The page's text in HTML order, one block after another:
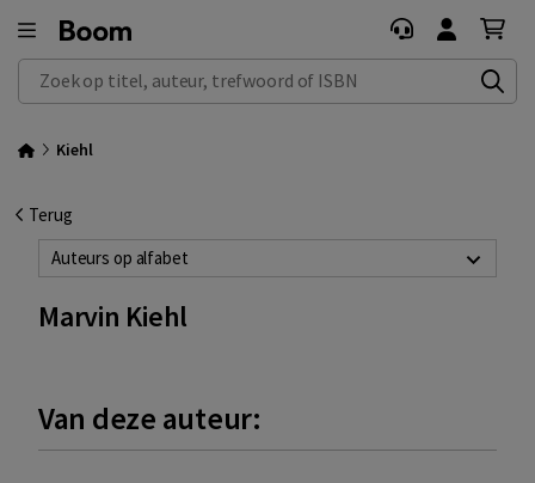
Zoek op titel, auteur, trefwoord of ISBN
Kiehl
Terug
Auteurs op alfabet
Marvin Kiehl
Van deze auteur: